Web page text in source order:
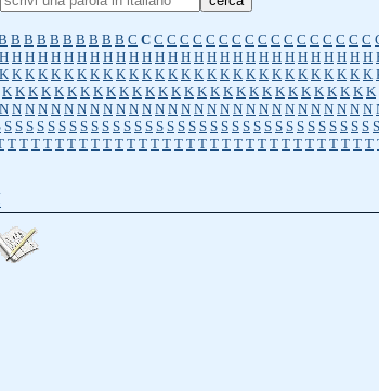
B B B B B B B B B C C C C C C C C C C C C C C C C C C C
H H H H H H H H H H H H H H H H H H H H H H H H H H H H H
K K K K K K K K K K K K K K K K K K K K K K K K K K K K K
K K K K K K K K K K K K K K K K K K K K K K K K K K K K K
N N N N N N N N N N N N N N N N N N N N N N N N N N N N N
S S S S S S S S S S S S S S S S S S S S S S S S S S S S S S S S S S S
T T T T T T T T T T T T T T T T T T T T T T T T T T T T T T T